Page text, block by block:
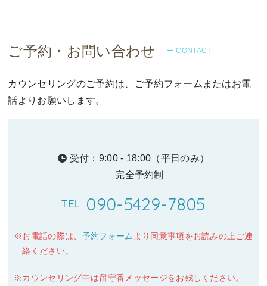
ご予約・お問い合わせ ー CONTACT
カウンセリングのご予約は、ご予約フォームまたはお電
話よりお願いします。
受付：9:00 - 18:00（平日のみ）
完全予約制
TEL 090-5429-7805
お電話の際は、 予約フォーム より同意事項をお読みの上ご連
絡ください。
カウンセリング中は留守番メッセージをお残しください。